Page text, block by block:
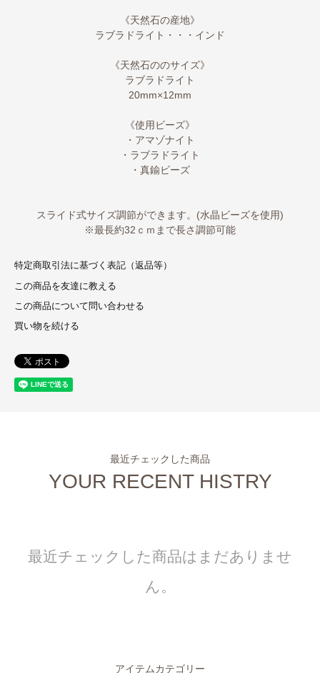
《天然石の産地》
ラブラドライト・・・インド
《天然石ののサイズ》
ラブラドライト
20mm×12mm
《使用ビーズ》
・アマゾナイト
・ラブラドライト
・真鍮ビーズ
スライド式サイズ調節ができます。(水晶ビーズを使用)
※最長約32ｃｍまで長さ調節可能
特定商取引法に基づく表記（返品等）
この商品を友達に教える
この商品について問い合わせる
買い物を続ける
最近チェックした商品
YOUR RECENT HISTRY
最近チェックした商品はまだありませ
ん。
アイテムカテゴリー